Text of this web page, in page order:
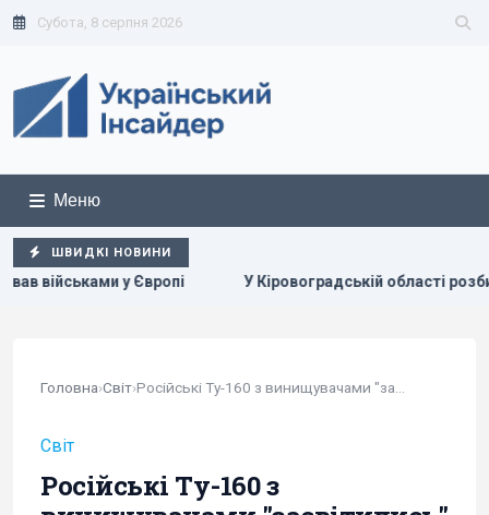
Субота, 8 серпня 2026
Меню
ШВИДКІ НОВИНИ
області розбився бойовий вертоліт: що відомо
Головна›Світ›
Світ
Російські Ту-160 з